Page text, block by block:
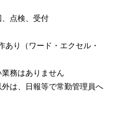
、点検、受付
り（ワード・エクセル・
務はありません
は、日報等で常勤管理員へ